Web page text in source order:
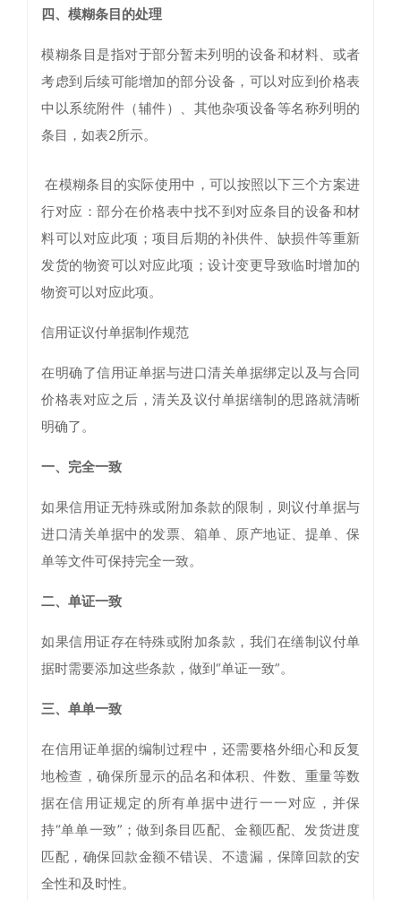
四、模糊条目的处理
模糊条目是指对于部分暂未列明的设备和材料、或者
考虑到后续可能增加的部分设备，可以对应到价格表
中以系统附件（辅件）、其他杂项设备等名称列明的
条目，如表2所示。
在模糊条目的实际使用中，可以按照以下三个方案进
行对应：部分在价格表中找不到对应条目的设备和材
料可以对应此项；项目后期的补供件、缺损件等重新
发货的物资可以对应此项；设计变更导致临时增加的
物资可以对应此项。
信用证议付单据制作规范
在明确了信用证单据与进口清关单据绑定以及与合同
价格表对应之后，清关及议付单据缮制的思路就清晰
明确了。
一、完全一致
如果信用证无特殊或附加条款的限制，则议付单据与
进口清关单据中的发票、箱单、原产地证、提单、保
单等文件可保持完全一致。
二、单证一致
如果信用证存在特殊或附加条款，我们在缮制议付单
据时需要添加这些条款，做到“单证一致”。
三、单单一致
在信用证单据的编制过程中，还需要格外细心和反复
地检查，确保所显示的品名和体积、件数、重量等数
据在信用证规定的所有单据中进行一一对应，并保
持“单单一致”；做到条目匹配、金额匹配、发货进度
匹配，确保回款金额不错误、不遗漏，保障回款的安
全性和及时性。